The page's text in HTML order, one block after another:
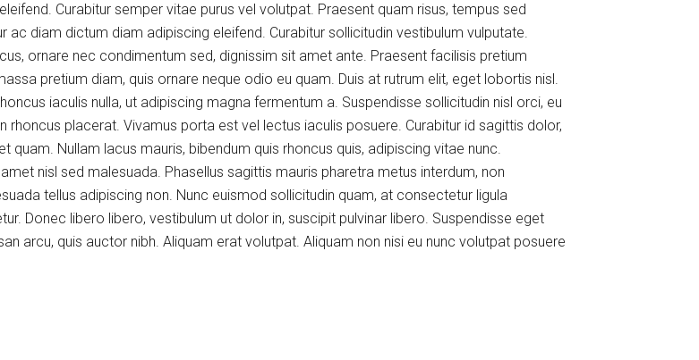
Curabitur semper vitae purus vel volutpat. Praesent quam risus, tempus sed
diam dictum diam adipiscing eleifend. Curabitur sollicitudin vestibulum vulputate.
ornare nec condimentum sed, dignissim sit amet ante. Praesent facilisis pretium
pretium diam, quis ornare neque odio eu quam. Duis at rutrum elit, eget lobortis nisl.
iaculis nulla, ut adipiscing magna fermentum a. Suspendisse sollicitudin nisl orci, eu
placerat. Vivamus porta est vel lectus iaculis posuere. Curabitur id sagittis dolor,
quam. Nullam lacus mauris, bibendum quis rhoncus quis, adipiscing vitae nunc.
nisl sed malesuada. Phasellus sagittis mauris pharetra metus interdum, non
tellus adipiscing non. Nunc euismod sollicitudin quam, at consectetur ligula
Donec libero libero, vestibulum ut dolor in, suscipit pulvinar libero. Suspendisse eget
arcu, quis auctor nibh. Aliquam erat volutpat. Aliquam non nisi eu nunc volutpat posuere